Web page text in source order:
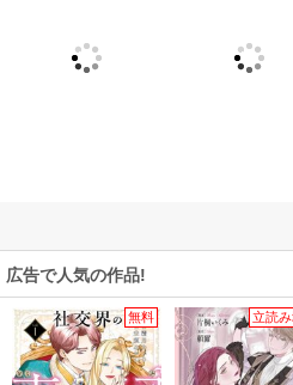
広告で人気の作品!
無料 立読